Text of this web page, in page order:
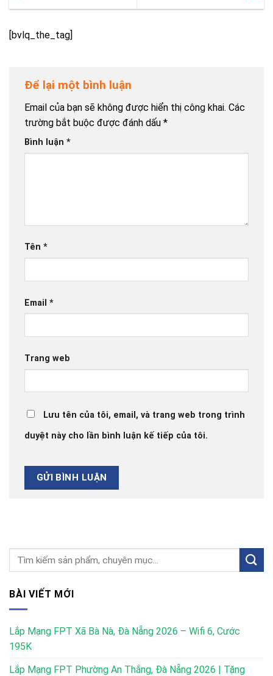
[bvlq_the_tag]
Để lại một bình luận
Email của bạn sẽ không được hiển thị công khai. Các
trường bắt buộc được đánh dấu *
Bình luận *
Tên *
Email *
Trang web
Lưu tên của tôi, email, và trang web trong trình
duyệt này cho lần bình luận kế tiếp của tôi.
BÀI VIẾT MỚI
Lắp Mạng FPT Xã Bà Nà, Đà Nẵng 2026 – Wifi 6, Cước
195K
Lắp Mạng FPT Phường An Thắng, Đà Nẵng 2026 | Tặng